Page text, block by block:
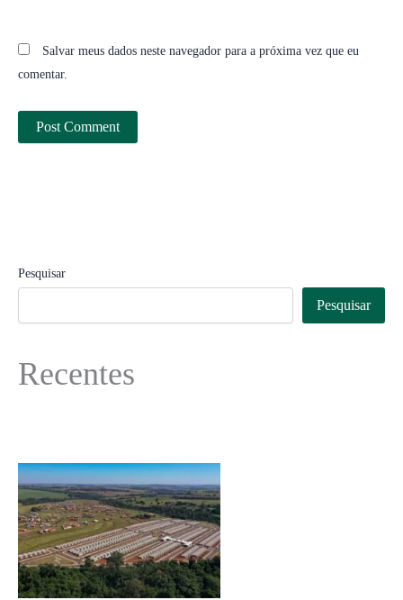
Salvar meus dados neste navegador para a próxima vez que eu
comentar.
Pesquisar
Pesquisar
Recentes